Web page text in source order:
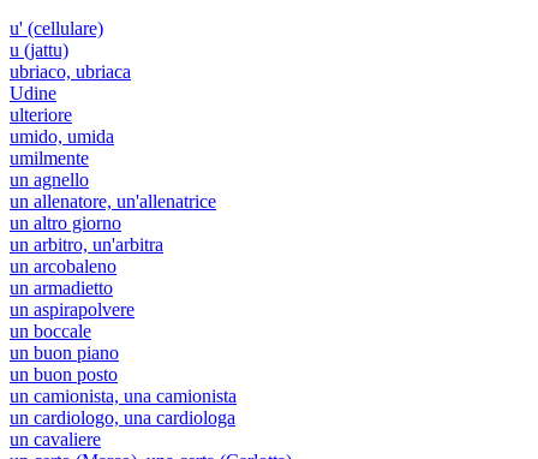
u' (cellulare)
u (jattu)
ubriaco, ubriaca
Udine
ulteriore
umido, umida
umilmente
un agnello
un allenatore, un'allenatrice
un altro giorno
un arbitro, un'arbitra
un arcobaleno
un armadietto
un aspirapolvere
un boccale
un buon piano
un buon posto
un camionista, una camionista
un cardiologo, una cardiologa
un cavaliere